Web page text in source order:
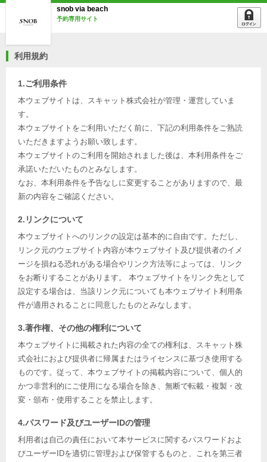
snob via beach
予約専用サイト
利用規約
1.ご利用条件
本ウェブサイトは、スキャット株式会社が管理・運営していま
す。
本ウェブサイトをご利用いただく前に、下記の利用条件をご熟読
いただきますようお願い致します。
本ウェブサイトのご利用を開始されました後は、本利用条件をご
承諾いただいたものとみなします。
なお、本利用条件を予告なしに変更することがありますので、最
新の内容をご確認ください。
2.リンクについて
本ウェブサイトへのリンクの設定は基本的に自由です。ただし、
リンク元のウェブサイト内容が本ウェブサイト及び提供者のイメ
ージを損ねる恐れがある場合やリンク方法等によっては、リンク
をお断りすることがあります。 本ウェブサイトをリンク先として
設定する場合は、当該リンク元についても本ウェブサイト利用条
件が適用されることに同意したものとみなします。
3.著作権、その他の権利について
本ウェブサイトに掲載された内容の全ての権利は、スキャット株
式会社におよび提供者に帰属またはライセンスに基づき使用する
ものです。従って、本ウェブサイトの掲載内容について、個人的
かつ非営利的にご使用になる場合を除き、無断で転載・複製・改
変・頒布・使用することを禁止します。
4.パスワード及びユーザーIDの管理
利用者は自己の責任において本サービスに関するパスワードおよ
びユーザーIDを適切に管理および保管するものと、これを第三者